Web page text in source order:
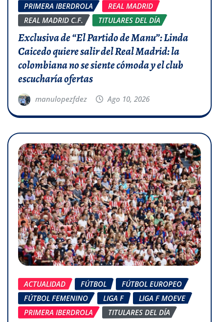
PRIMERA IBERDROLA
REAL MADRID
REAL MADRID C.F.
TITULARES DEL DÍA
Exclusiva de “El Partido de Manu”: Linda
Caicedo quiere salir del Real Madrid: la
colombiana no se siente cómoda y el club
escucharía ofertas
manulopezfdez Ago 10, 2026
ACTUALIDAD FÚTBOL
FÚTBOL EUROPEO
FÚTBOL FEMENINO
LIGA F
LIGA F MOEVE
PRIMERA IBERDROLA
TITULARES DEL DÍA